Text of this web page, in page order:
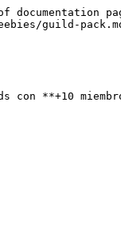
guild-
con **+10